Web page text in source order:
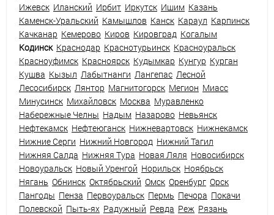
Ижевск Иланский Ирбит Иркутск Ишим Казань
Каменск-Уральский Камышлов Канск Караул Карпинск
Качканар Кемерово Киров Кировград Когалым
Кодинск Краснодар Краснотурьинск Красноуральск
Красноуфимск Красноярск Кудымкар Кунгур Курган
Кушва Кызыл Лабытнанги Лангепас Лесной
Лесосибирск Лянтор Магнитогорск Мегион Миасс
Минусинск Михайловск Москва Муравленко
Набережные Челны Надым Назарово Невьянск
Нефтекамск Нефтеюганск Нижневартовск Нижнекамск
Нижние Серги Нижний Новгород Нижний Тагил
Нижняя Салда Нижняя Тура Новая Ляля Новосибирск
Новоуральск Новый Уренгой Норильск Ноябрьск
Нягань Обнинск Октябрьский Омск Оренбург Орск
Пангоды Пенза Первоуральск Пермь Печора Покачи
Полевской Пыть-ях Радужный Ревда Реж Рязань